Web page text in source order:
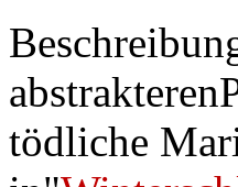
tödliche